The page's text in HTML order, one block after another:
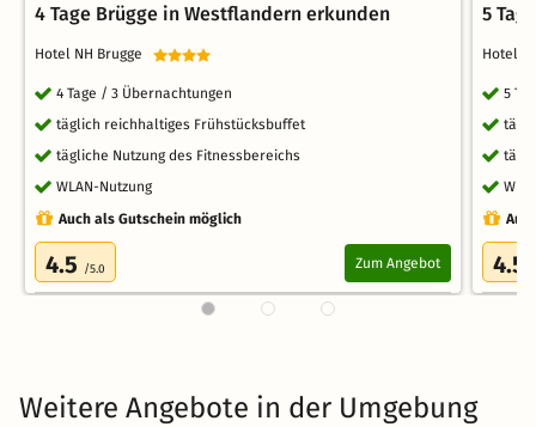
4 Tage Brügge in Westflandern erkunden
Hotel NH Brugge
4 Tage / 3 Übernachtungen
täglich reichhaltiges Frühstücksbuffet
tägliche Nutzung des Fitnessbereichs
WLAN-Nutzung
Auch als Gutschein möglich
4.5 /5.0 Zum Angebot
5
Hotel
5
4.5
Weitere Angebote in der Umgebung